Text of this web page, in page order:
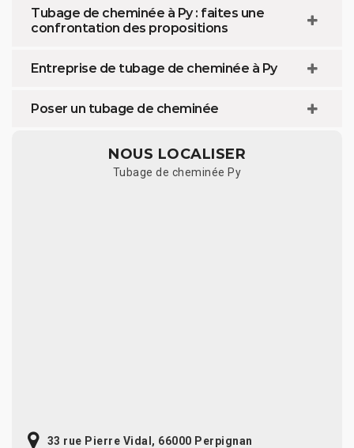
Tubage de cheminée à Py : faites une
confrontation des propositions
Entreprise de tubage de cheminée à Py
Poser un tubage de cheminée
NOUS LOCALISER
Tubage de cheminée Py
33 rue Pierre Vidal, 66000 Perpignan